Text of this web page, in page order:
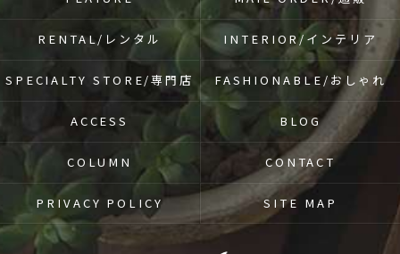
RENTAL/レンタル INTERIOR/インテリア
SPECIALTY STORE/専門店 FASHIONABLE/おしゃれ
ACCESS BLOG
COLUMN CONTACT
PRIVACY POLICY SITE MAP